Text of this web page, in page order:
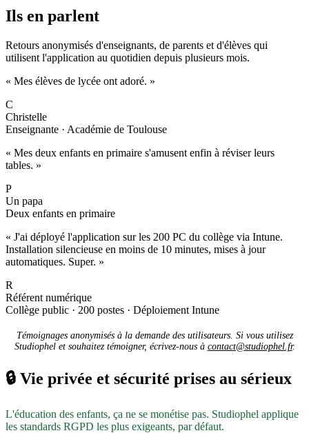
Ils en parlent
Retours anonymisés d'enseignants, de parents et d'élèves qui
utilisent l'application au quotidien depuis plusieurs mois.
« Mes élèves de lycée ont adoré. »
C
Christelle
Enseignante · Académie de Toulouse
« Mes deux enfants en primaire s'amusent enfin à réviser leurs
tables. »
P
Un papa
Deux enfants en primaire
« J'ai déployé l'application sur les 200 PC du collège via Intune.
Installation silencieuse en moins de 10 minutes, mises à jour
automatiques. Super. »
R
Référent numérique
Collège public · 200 postes · Déploiement Intune
Témoignages anonymisés à la demande des utilisateurs. Si vous utilisez
Studiophel et souhaitez témoigner, écrivez-nous à contact@studiophel.fr.
🔒 Vie privée et sécurité prises au sérieux
L'éducation des enfants, ça ne se monétise pas. Studiophel applique
les standards RGPD les plus exigeants, par défaut.